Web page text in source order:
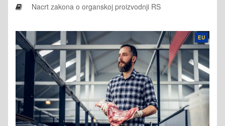
Nacrt zakona o organskoj proizvodnji RS
EU